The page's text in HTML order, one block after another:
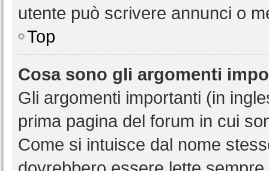
utente può scrivere annunci o
Top
Cosa sono gli argomenti
Gli argomenti importanti (in
prima pagina del forum in cui
Come si intuisce dal nome